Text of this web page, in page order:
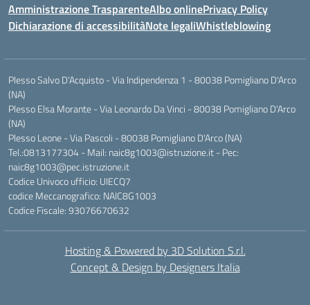
Amministrazione TrasparenteAlbo onlinePrivacy Policy
Dichiarazione di accessibilitàNote legaliWhistleblowing
Plesso Salvo D'Acquisto - Via Indipendenza 1 - 80038 Pomigliano D'Arco
(NA)
Plesso Elsa Morante - Via Leonardo Da Vinci - 80038 Pomigliano D'Arco
(NA)
Plesso Leone - Via Pascoli - 80038 Pomigliano D'Arco (NA)
Tel.:0813177304 - Mail: naic8g1003@istruzione.it - Pec:
naic8g1003@pec.istruzione.it
Codice Univoco ufficio: UIECQ7
codice Meccanografico: NAIC8G1003
Codice Fiscale: 93076670632
Hosting & Powered by 3D Solution S.r.l.
Concept & Design by Designers Italia